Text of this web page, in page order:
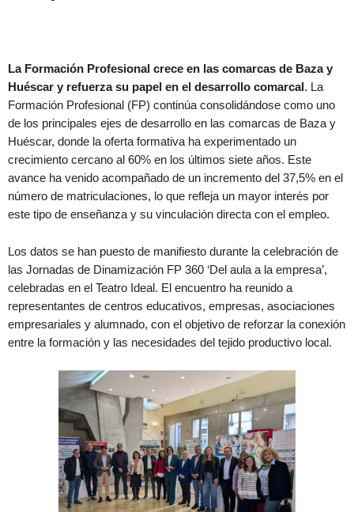
La Formación Profesional crece en las comarcas de Baza y
Huéscar y refuerza su papel en el desarrollo comarcal. La
Formación Profesional (FP) continúa consolidándose como uno
de los principales ejes de desarrollo en las comarcas de Baza y
Huéscar, donde la oferta formativa ha experimentado un
crecimiento cercano al 60% en los últimos siete años. Este
avance ha venido acompañado de un incremento del 37,5% en el
número de matriculaciones, lo que refleja un mayor interés por
este tipo de enseñanza y su vinculación directa con el empleo.
Los datos se han puesto de manifiesto durante la celebración de
las Jornadas de Dinamización FP 360 ‘Del aula a la empresa’,
celebradas en el Teatro Ideal. El encuentro ha reunido a
representantes de centros educativos, empresas, asociaciones
empresariales y alumnado, con el objetivo de reforzar la conexión
entre la formación y las necesidades del tejido productivo local.